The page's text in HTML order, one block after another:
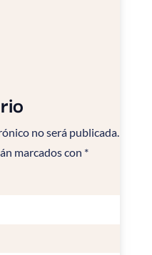
no será publicada.
marcados con *